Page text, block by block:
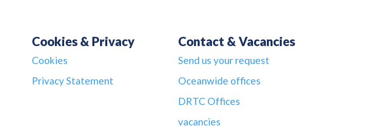
Cookies & Privacy
Cookies
Privacy Statement
Contact & Vacancies
Send us your request
Oceanwide offices
DRTC Offices
vacancies